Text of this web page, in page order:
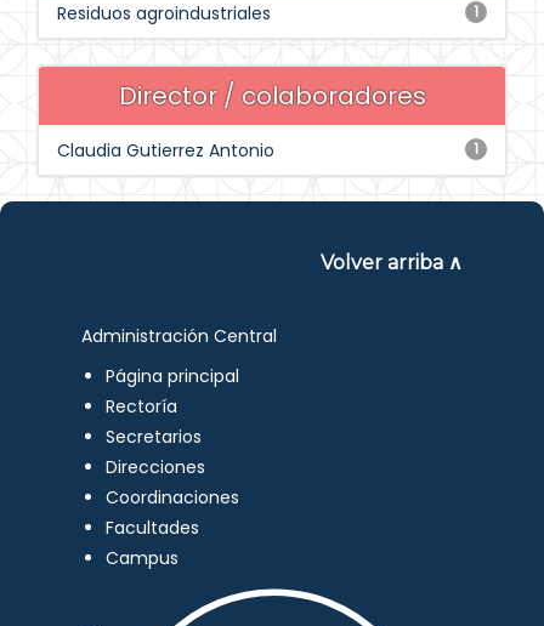
1
Residuos agroindustriales
Director / colaboradores
1
Claudia Gutierrez Antonio
Volver arriba ∧
Administración Central
Página principal
Rectoría
Secretarios
Direcciones
Coordinaciones
Facultades
Campus